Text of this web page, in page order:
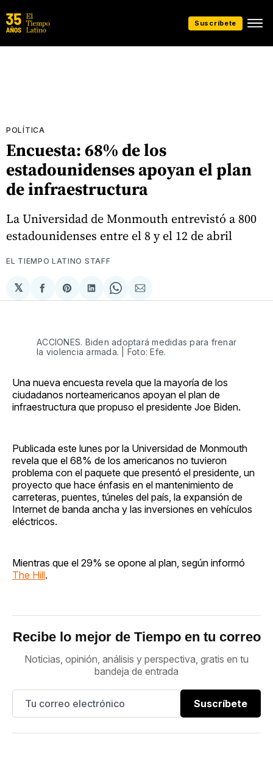
Suscríbete
POLÍTICA
Encuesta: 68% de los
estadounidenses apoyan el plan
de infraestructura
La Universidad de Monmouth entrevistó a 800
estadounidenses entre el 8 y el 12 de abril
EL TIEMPO LATINO STAFF
𝕏
Compartir
en
Share
on
Compartir
en
Share
on
Compartir
via
ACCIONES. Biden adoptará medidas para frenar
la violencia armada. | Foto: Efe.
Una nueva encuesta revela que la mayoría de los
ciudadanos norteamericanos apoyan el plan de
infraestructura que propuso el presidente Joe Biden.
Publicada este lunes por la Universidad de Monmouth
revela que el 68% de los americanos no tuvieron
problema con el paquete que presentó el presidente, un
proyecto que hace énfasis en el mantenimiento de
carreteras, puentes, túneles del país, la expansión de
Internet de banda ancha y las inversiones en vehículos
eléctricos.
Mientras que el 29% se opone al plan, según informó
The Hill.
Recibe lo mejor de Tiempo en tu correo
Noticias, opinión, análisis y perspectiva, gratis en tu
bandeja de entrada
Suscríbete